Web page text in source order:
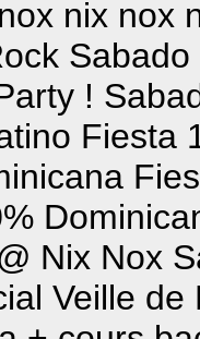
nix nox
!
Fiesta
Nix Nox
Veille de